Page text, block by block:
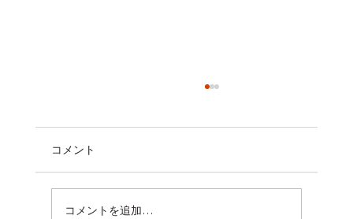
コメント
コメントを追加…